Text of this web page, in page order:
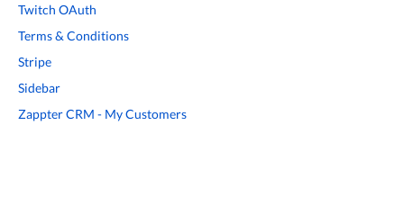
Twitch OAuth
Terms & Conditions
Stripe
Sidebar
Zappter CRM - My Customers